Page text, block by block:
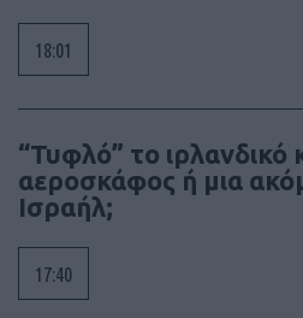
18:01
“Τυφλό” το ιρλανδικό
αεροσκάφος ή μια
Ισραήλ;
17:40